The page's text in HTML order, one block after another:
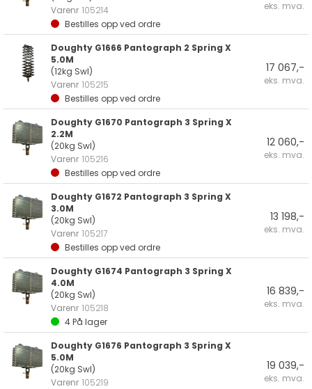
Varenr 105214
Bestilles opp ved ordre
eks. mva.
Doughty G1666 Pantograph 2 Spring X
5.0M
(12kg Swl)
Varenr 105215
Bestilles opp ved ordre
17 067,-
eks. mva.
Doughty G1670 Pantograph 3 Spring X
2.2M
(20kg Swl)
Varenr 105216
Bestilles opp ved ordre
12 060,-
eks. mva.
Doughty G1672 Pantograph 3 Spring X
3.0M
(20kg Swl)
Varenr 105217
Bestilles opp ved ordre
13 198,-
eks. mva.
Doughty G1674 Pantograph 3 Spring X
4.0M
(20kg Swl)
Varenr 105218
4På lager
16 839,-
eks. mva.
Doughty G1676 Pantograph 3 Spring X
5.0M
(20kg Swl)
Varenr 105219
19 039,-
eks. mva.